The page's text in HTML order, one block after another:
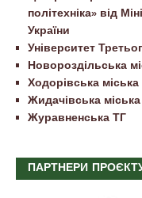
політехніка» від
України
Університет
Новороздільська
Ходорівська
Жидачівська
Журавненська ТГ
ПАРТНЕРИ